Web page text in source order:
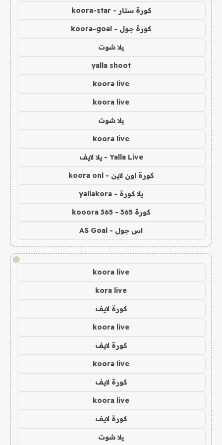
كورة ستار - koora-star
كورة جول - koora-goal
يلا شوت
yalla shoot
koora live
koora live
يلا شوت
koora live
Yalla Live - يلا لايف
كورة اون لاين - koora onl
يلا كورة - yallakora
كورة 365 - kooora 365
اس جول - AS Goal
!
koora live
kora live
كورة لايف
koora live
كورة لايف
koora live
كورة لايف
koora live
كورة لايف
يلا شوت